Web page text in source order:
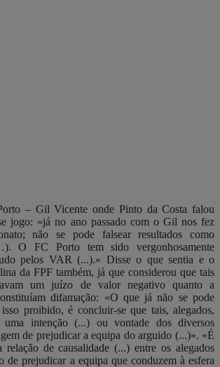
– Gil Vicente onde Pinto da Costa falou
jogo: «já no ano passado com o Gil nos fez
não se pode falsear resultados como
O FC Porto tem sido vergonhosamente
pelos VAR (...).» Disse o que sentia e o
da FPF também, já que considerou que tais
um juízo de valor negativo quanto a
difamação: «O que já não se pode
proibido, é concluir-se que tais, alegados,
uma intenção (...) ou vontade dos diversos
de prejudicar a equipa do arguido (...)». «É
relação de causalidade (...) entre os alegados
de prejudicar a equipa que conduzem à esfera